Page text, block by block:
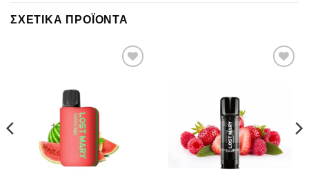
ΣΧΕΤΙΚΆ ΠΡΟΪΌΝΤΑ